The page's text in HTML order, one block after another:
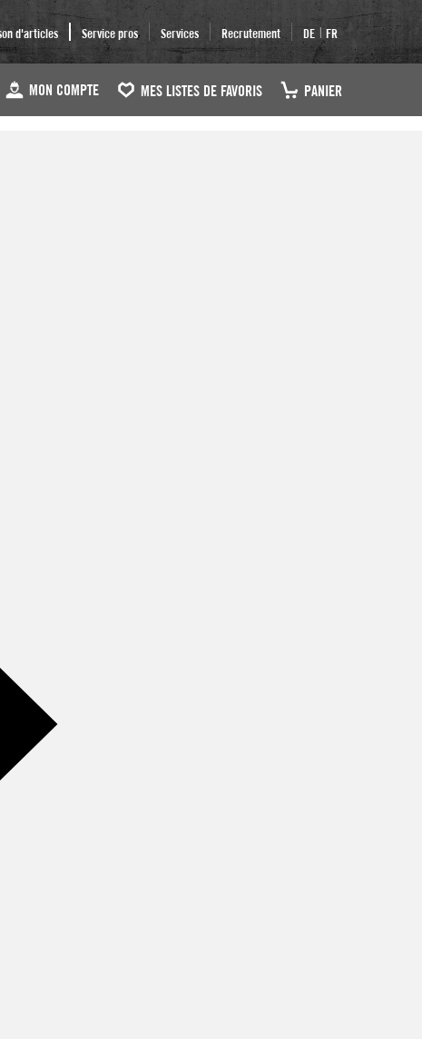
d'articles Service pros Services Recrutement DE | FR
MON COMPTE MES LISTES DE FAVORIS PANIER